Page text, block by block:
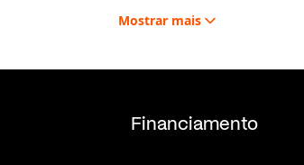
Mostrar mais
Financiamento